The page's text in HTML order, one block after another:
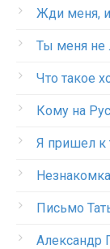
Жди меня,
Ты меня
Что такое
Кому на
Я пришел к
Незнакомка
Письмо
Александр